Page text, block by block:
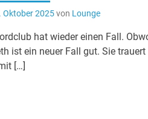
Oktober 2025von Lounge
hat wieder einen Fall.
ist ein neuer Fall gut. Sie
[…]